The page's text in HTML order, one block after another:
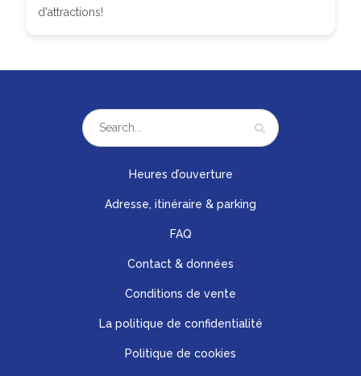
d'attractions!
Heures d’ouverture
Adresse, itinéraire & parking
FAQ
Contact & données
Conditions de vente
La politique de confidentialité
Politique de cookies